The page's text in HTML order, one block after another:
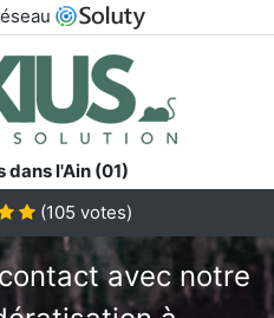
dans l'Ain (01)
(105 votes)
avec notre